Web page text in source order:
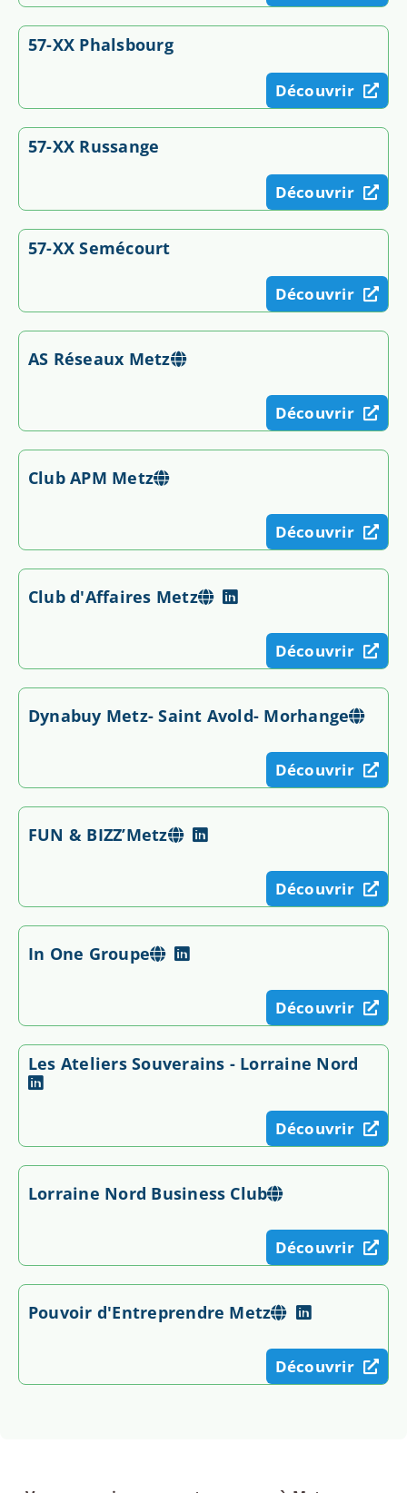
57-XX Phalsbourg
Découvrir
57-XX Russange
Découvrir
57-XX Semécourt
Découvrir
AS Réseaux Metz
Découvrir
Club APM Metz
Découvrir
Club d'Affaires Metz
Découvrir
Dynabuy Metz- Saint Avold- Morhange
Découvrir
FUN & BIZZ’Metz
Découvrir
In One Groupe
Découvrir
Les Ateliers Souverains - Lorraine Nord
Découvrir
Lorraine Nord Business Club
Découvrir
Pouvoir d'Entreprendre Metz
Découvrir